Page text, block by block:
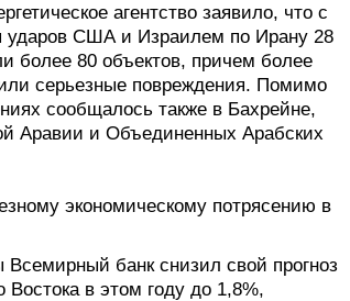
агентство заявило, что с
ударов США и Израилем по Ирану 28
более 80 объектов, причем более
серьезные повреждения. Помимо
сообщалось также в Бахрейне,
Аравии и Объединенных Арабских
экономическому потрясению в
Всемирный банк снизил свой прогноз
Востока в этом году до 1,8%,